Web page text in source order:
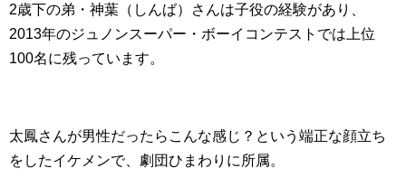
2歳下の弟・神葉（しんば）さんは子役の経験があり、
2013年のジュノンスーパー・ボーイコンテストでは上位
100名に残っています。
太鳳さんが男性だったらこんな感じ？という端正な顔立ち
をしたイケメンで、劇団ひまわりに所属。